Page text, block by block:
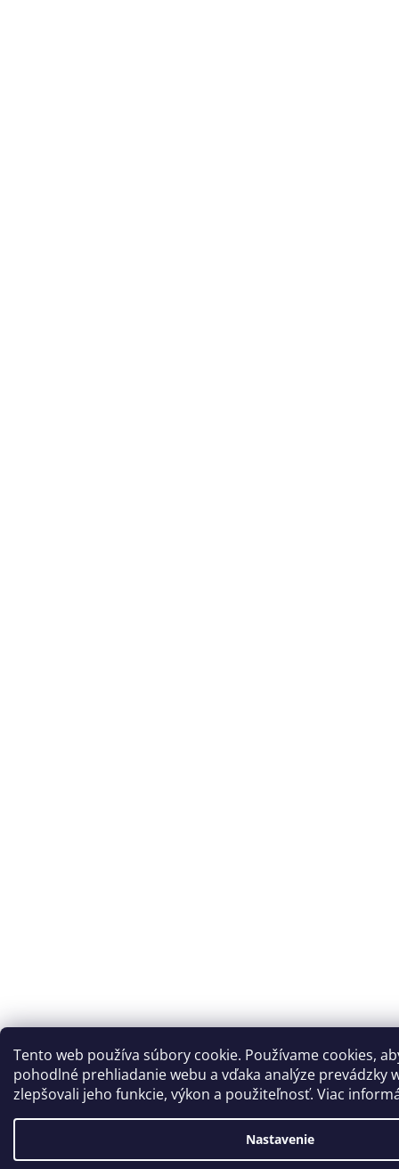
Tento web používa súbory cookie. Používame cookies,
pohodlné prehliadanie webu a vďaka analýze prevádzky
zlepšovali jeho funkcie, výkon a použiteľnosť. Viac
Nastavenie